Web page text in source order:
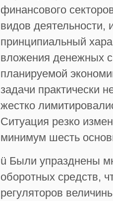
финансового
видов
принципиальный
вложения денежных
планируемой
задачи практически
жестко
Ситуация резко
минимум шесть
ü Были упразднены
оборотных средств,
регуляторов